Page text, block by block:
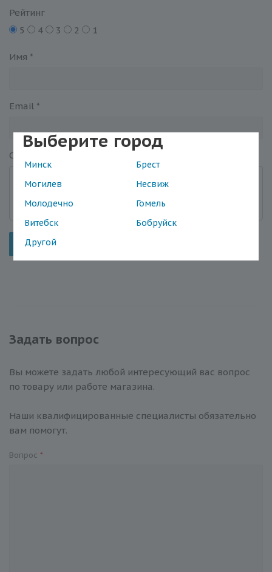
Выберите город
Минск
Брест
Могилев
Несвиж
Молодечно
Гомель
Витебск
Бобруйск
Другой
Рейтинг
5
4 3 2 1
Имя *
Email *
Отзыв
Отправить
Задать вопрос
Вы можете задать любой интересующий вас вопрос
по товару или работе магазина.
Наши квалифицированные специалисты обязательно
вам помогут.
Вопрос *